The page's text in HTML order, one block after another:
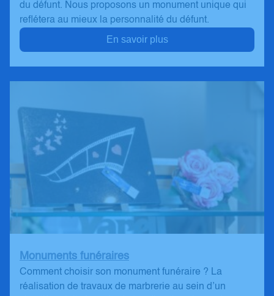
du défunt. Nous proposons un monument unique qui
reflétera au mieux la personnalité du défunt.
En savoir plus
Monuments funéraires
Comment choisir son monument funéraire ? La
réalisation de travaux de marbrerie au sein d’un